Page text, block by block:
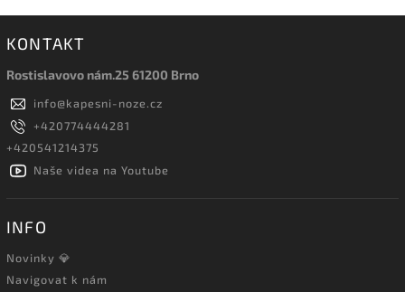
KONTAKT
Rostislavovo nám.25 61200 Brno
info@kapesni-noze.cz
+420774444281
+420541214375
Naše videa na Youtube
INFO
Novinky 💎
Navigovat k nám